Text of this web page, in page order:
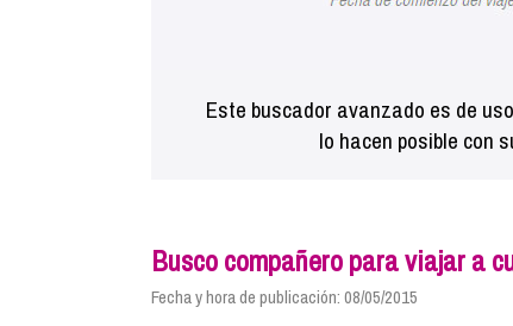
Este buscador avanzado es de
lo hacen posible con
Busco compañero para viajar a
Fecha y hora de publicación: 08/05/2015